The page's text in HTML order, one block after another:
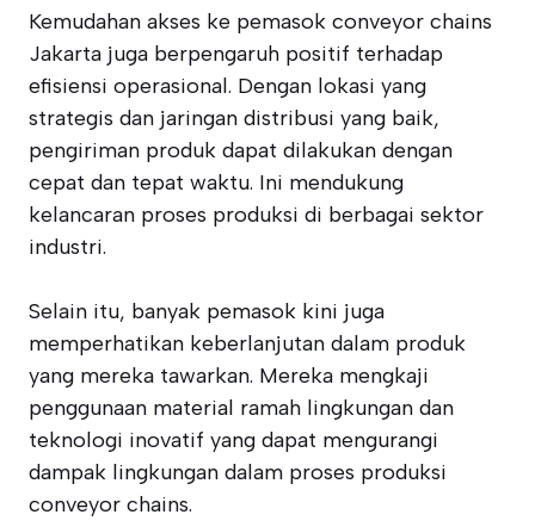
Kemudahan akses ke pemasok conveyor chains
Jakarta juga berpengaruh positif terhadap
efisiensi operasional. Dengan lokasi yang
strategis dan jaringan distribusi yang baik,
pengiriman produk dapat dilakukan dengan
cepat dan tepat waktu. Ini mendukung
kelancaran proses produksi di berbagai sektor
industri.
Selain itu, banyak pemasok kini juga
memperhatikan keberlanjutan dalam produk
yang mereka tawarkan. Mereka mengkaji
penggunaan material ramah lingkungan dan
teknologi inovatif yang dapat mengurangi
dampak lingkungan dalam proses produksi
conveyor chains.